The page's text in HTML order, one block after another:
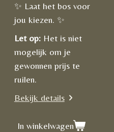
✨ Laat het bos voor
jou kiezen. ✨
Let op:Het is niet
mogelijk om je
gewonnen prijs te
ruilen.
Bekijk details
In winkelwagen